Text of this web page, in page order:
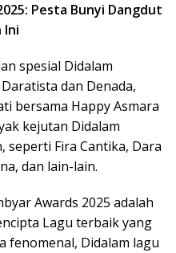
Pesta Bunyi Dangdut
Ini
spesial Didalam
dan Denada,
bersama Happy Asmara
kejutan Didalam
Fira Cantika, Dara
dan lain-lain.
Awards 2025 adalah
Lagu terbaik yang
fenomenal, Didalam lagu